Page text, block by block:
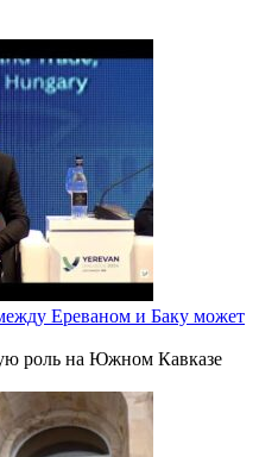
Ереваном и Баку может
роль на Южном Кавказе